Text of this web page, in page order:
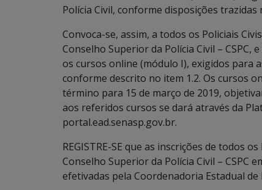
Polícia Civil, conforme disposições
Convoca-se, assim, a todos os Policiais
Conselho Superior da Polícia Civil –
os cursos online (módulo I), exigidos para
conforme descrito no item 1.2. Os cursos
término para 15 de março de 2019,
aos referidos cursos se dará através da
portal.ead.senasp.gov.br.
REGISTRE-SE que as inscrições de todos
Conselho Superior da Polícia Civil – CSPC
efetivadas pela Coordenadoria Estadual de